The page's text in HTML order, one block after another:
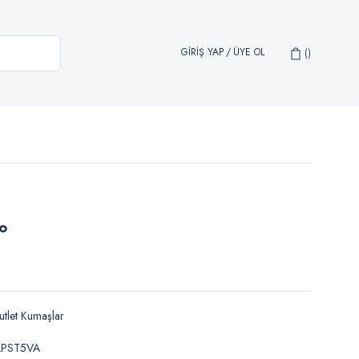
GİRİŞ YAP/ ÜYE OL
Kumaşlar